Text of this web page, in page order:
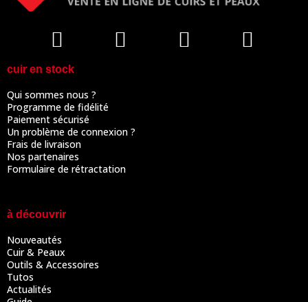
cuir en stock
Qui sommes nous ?
Programme de fidélité
Paiement sécurisé
Un problème de connexion ?
Frais de livraison
Nos partenaires
Formulaire de rétractation
à découvrir
Nouveautés
Cuir & Peaux
Outils & Accessoires
Tutos
Actualités